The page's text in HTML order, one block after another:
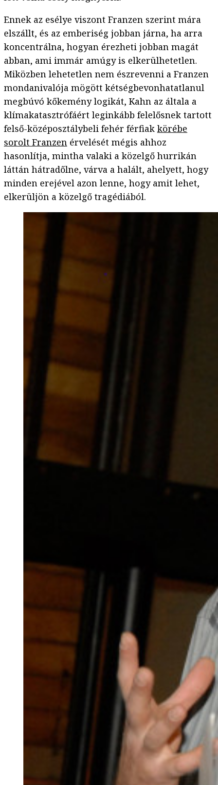
Ennek az esélye viszont Franzen szerint mára
elszállt, és az emberiség jobban járna, ha arra
koncentrálna, hogyan érezheti jobban magát
abban, ami immár amúgy is elkerülhetetlen.
Miközben lehetetlen nem észrevenni a Franzen
mondanivalója mögött kétségbevonhatatlanul
megbúvó kőkemény logikát, Kahn az általa a
klímakatasztrófáért leginkább felelősnek tartott
felső-középosztálybeli fehér férfiak körébe
sorolt Franzen érvelését mégis ahhoz
hasonlítja, mintha valaki a közelgő hurrikán
láttán hátradőlne, várva a halált, ahelyett, hogy
minden erejével azon lenne, hogy amit lehet,
elkerüljön a közelgő tragédiából.